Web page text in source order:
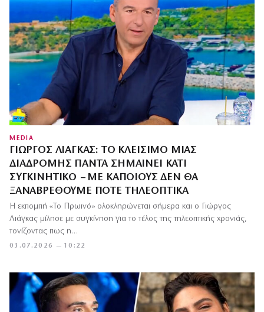
MEDIA
ΓΙΏΡΓΟΣ ΛΙΆΓΚΑΣ: ΤΟ ΚΛΕΊΣΙΜΟ ΜΙΑΣ
ΔΙΑΔΡΟΜΉΣ ΠΆΝΤΑ ΣΗΜΑΊΝΕΙ ΚΆΤΙ
ΣΥΓΚΙΝΗΤΙΚΌ – ΜΕ ΚΆΠΟΙΟΥΣ ΔΕΝ ΘΑ
ΞΑΝΑΒΡΕΘΟΎΜΕ ΠΟΤΈ ΤΗΛΕΟΠΤΙΚΆ
03.07.2026 — 10:22
Η εκπομπή «Το Πρωινό» ολοκληρώνεται σήμερα και ο Γιώργος
Λιάγκας μίλησε με συγκίνηση για το τέλος της τηλεοπτικής χρονιάς,
τονίζοντας πως η…